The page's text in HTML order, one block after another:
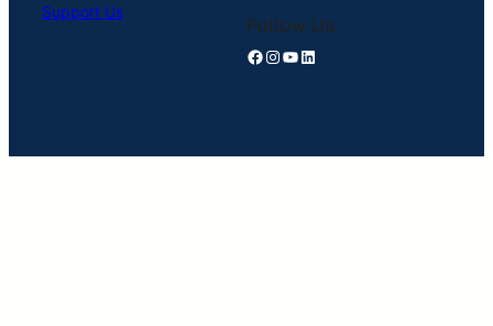
Support Us
Follow Us
Facebook Instagram YouTube LinkedIn